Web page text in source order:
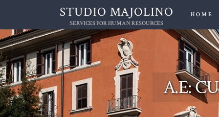
STUDIO MAJOLINO
SERVICES FOR HUMAN RESOURCES
HOME
A.E: